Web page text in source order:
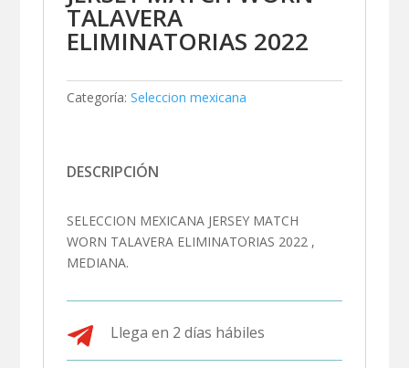
TALAVERA
ELIMINATORIAS 2022
Categoría: Seleccion mexicana
DESCRIPCIÓN
SELECCION MEXICANA JERSEY MATCH
WORN TALAVERA ELIMINATORIAS 2022 ,
MEDIANA.
 Llega en 2 días hábiles